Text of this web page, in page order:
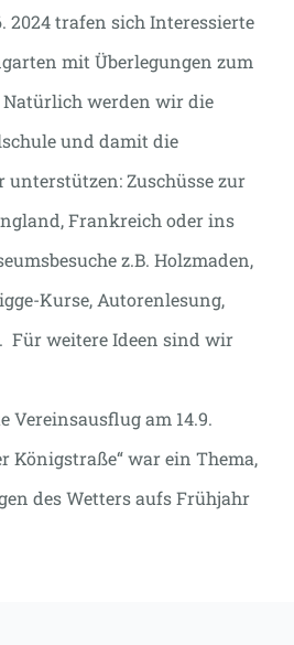
2024 trafen sich Interessierte
mit Überlegungen zum
Natürlich werden wir die
und damit die
unterstützen: Zuschüsse zur
Frankreich oder ins
z.B. Holzmaden,
Kurse, Autorenlesung,
Für weitere Ideen sind wir
Vereinsausflug am 14.9.
Königstraße“ war ein Thema,
des Wetters aufs Frühjahr